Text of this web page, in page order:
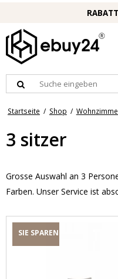
Startseite / Shop /
3 sitzer
Grosse Auswahl an 3
Farben. Unser Service ist
SIE SPAREN